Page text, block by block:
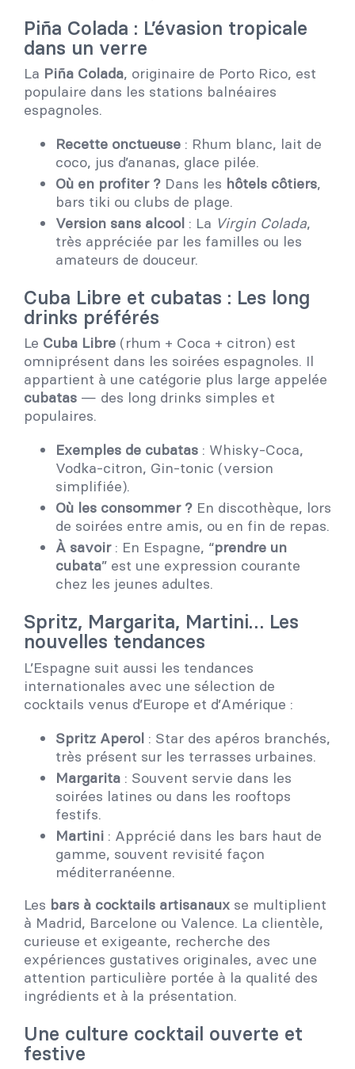
Piña Colada : L’évasion tropicale
dans un verre
La Piña Colada, originaire de Porto Rico, est
populaire dans les stations balnéaires
espagnoles.
Recette onctueuse: Rhum blanc, lait de
coco, jus d’ananas, glace pilée.
Où en profiter ?Dans les hôtels côtiers,
bars tiki ou clubs de plage.
Version sans alcool: La Virgin Colada,
très appréciée par les familles ou les
amateurs de douceur.
Cuba Libre et cubatas : Les long
drinks préférés
Le Cuba Libre(rhum + Coca + citron) est
omniprésent dans les soirées espagnoles. Il
appartient à une catégorie plus large appelée
cubatas— des long drinks simples et
populaires.
Exemples de cubatas: Whisky-Coca,
Vodka-citron, Gin-tonic (version
simplifiée).
Où les consommer ?En discothèque, lors
de soirées entre amis, ou en fin de repas.
À savoir: En Espagne, “prendre un
cubata” est une expression courante
chez les jeunes adultes.
Spritz, Margarita, Martini… Les
nouvelles tendances
L’Espagne suit aussi les tendances
internationales avec une sélection de
cocktails venus d’Europe et d’Amérique :
Spritz Aperol: Star des apéros branchés,
très présent sur les terrasses urbaines.
Margarita: Souvent servie dans les
soirées latines ou dans les rooftops
festifs.
Martini: Apprécié dans les bars haut de
gamme, souvent revisité façon
méditerranéenne.
Les bars à cocktails artisanauxse multiplient
à Madrid, Barcelone ou Valence. La clientèle,
curieuse et exigeante, recherche des
expériences gustatives originales, avec une
attention particulière portée à la qualité des
ingrédients et à la présentation.
Une culture cocktail ouverte et
festive